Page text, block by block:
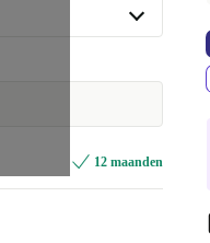
-€ 32,69
-€ 0,69
12 maanden